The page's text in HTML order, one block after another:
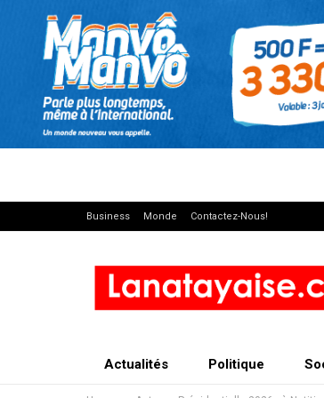
Business Monde Contactez-Nous!
Actualités Politique